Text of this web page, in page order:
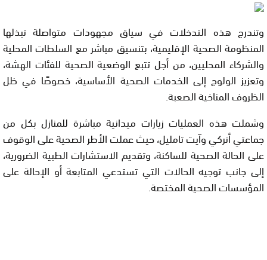
وتندرج هذه التدخلات في سياق مجهودات متواصلة تبذلها
المنظومة الصحية الإقليمية، بتنسيق مباشر مع السلطات المحلية
والشركاء المحليين، من أجل تتبع الوضعية الصحية للفئات الهشة،
وتعزيز الولوج إلى الخدمات الصحية الأساسية، خصوصًا في ظل
الظروف المناخية الصعبة.
وشملت هذه العمليات زيارات ميدانية مباشرة للمنازل بكل من
جماعتي أنركي وآيت تامليل، حيث عملت الأطر الصحية على الوقوف
على الحالة الصحية للساكنة، وتقديم الاستشارات الطبية الضرورية،
إلى جانب توجيه الحالات التي تستدعي المتابعة أو الإحالة على
المؤسسات الصحية المختصة.